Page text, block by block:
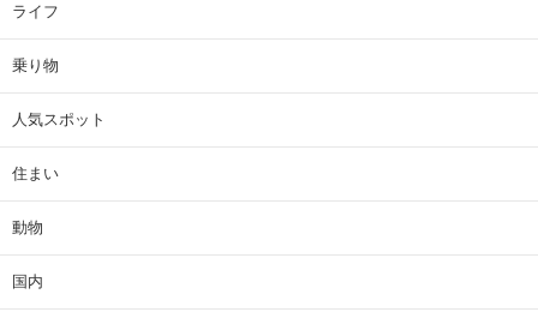
ライフ
乗り物
人気スポット
住まい
動物
国内